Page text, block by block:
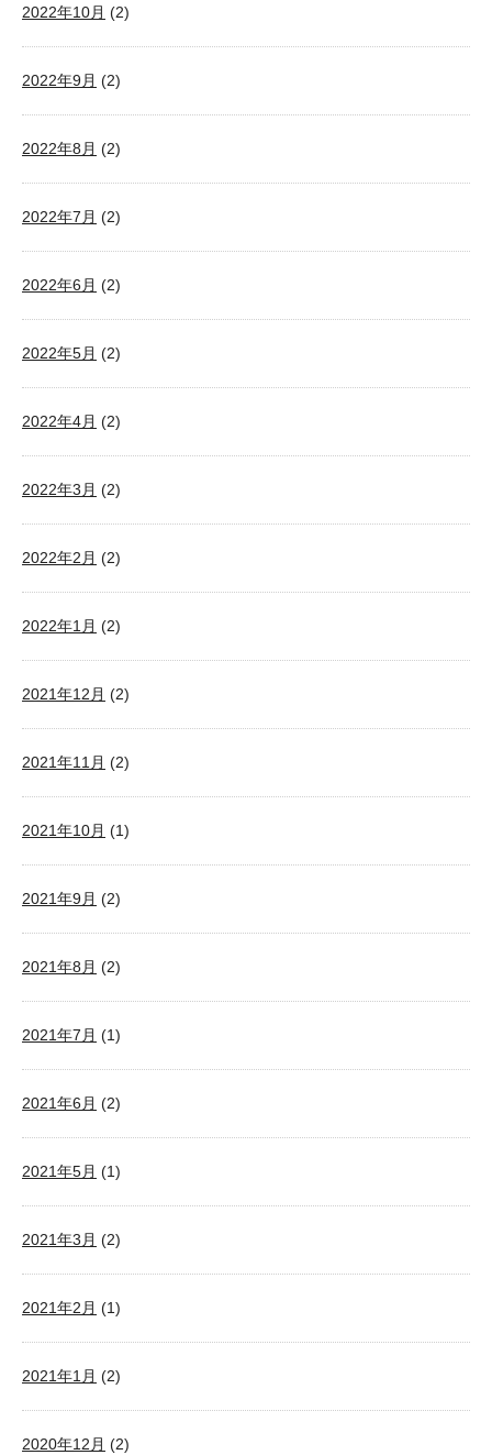
2022年10月 (2)
2022年9月 (2)
2022年8月 (2)
2022年7月 (2)
2022年6月 (2)
2022年5月 (2)
2022年4月 (2)
2022年3月 (2)
2022年2月 (2)
2022年1月 (2)
2021年12月 (2)
2021年11月 (2)
2021年10月 (1)
2021年9月 (2)
2021年8月 (2)
2021年7月 (1)
2021年6月 (2)
2021年5月 (1)
2021年3月 (2)
2021年2月 (1)
2021年1月 (2)
2020年12月 (2)